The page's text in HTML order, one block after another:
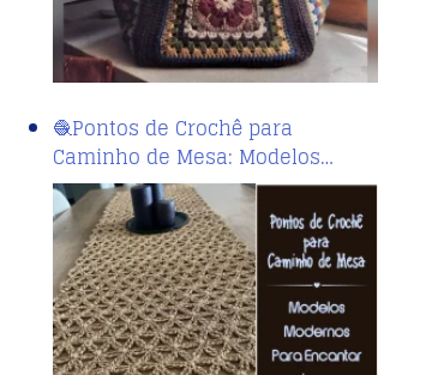
🧶Pontos de Crochê para
Caminho de Mesa: Modelos…